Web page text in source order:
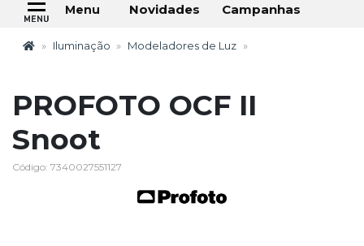
Menu Novidades Campanhas
Iluminação Modeladores de Luz
PROFOTO OCF II
Snoot
Código: 7340027551127